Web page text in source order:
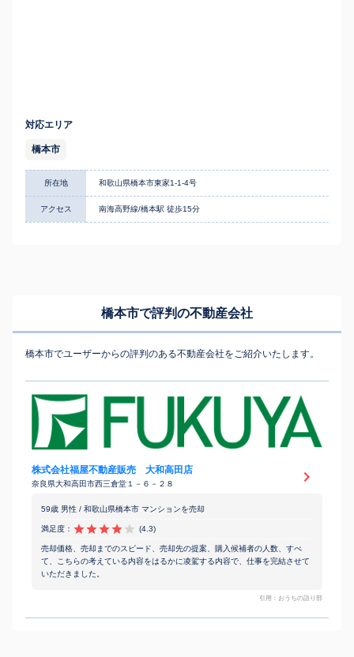
対応エリア
橋本市
所在地 和歌山県橋本市東家1-1-4号
アクセス 南海高野線/橋本駅 徒歩15分
橋本市で評判の不動産会社
橋本市でユーザーからの評判のある不動産会社をご紹介いたします。
株式会社福屋不動産販売 大和高田店
奈良県大和高田市西三倉堂１－６－２８
59歳 男性 / 和歌山県橋本市 マンションを売却
満足度： (4.3)
売却価格、売却までのスピード、売却先の提案、購入候補者の人数、すべ
て、こちらの考えている内容をはるかに凌駕する内容で、仕事を完結させて
いただきました。
引用：おうちの語り部